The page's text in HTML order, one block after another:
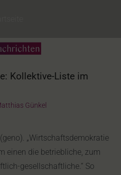
Kollektive-Liste im
Günkel
„Wirtschaftsdemokratie
einen die betriebliche, zum
gesellschaftliche.“ So